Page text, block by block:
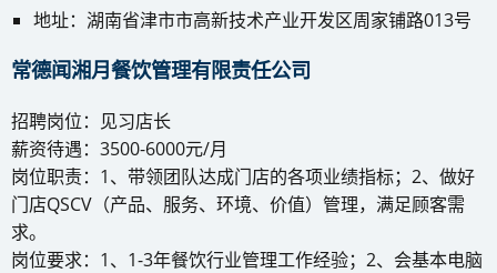
地址：湖南省津市市高新技术产业开发区周家铺路013号
常德闻湘月餐饮管理有限责任公司
招聘岗位：见习店长
薪资待遇：3500-6000元/月
岗位职责：1、带领团队达成门店的各项业绩指标；2、做好
门店QSCV（产品、服务、环境、价值）管理，满足顾客需
求。
岗位要求：1、1-3年餐饮行业管理工作经验；2、会基本电脑